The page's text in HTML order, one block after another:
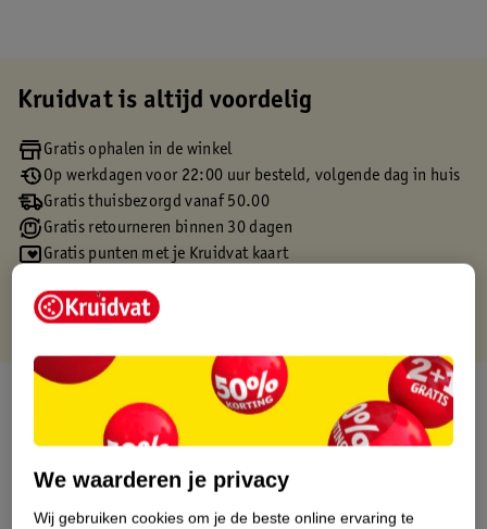
Kruidvat is altijd voordelig
Gratis ophalen in de winkel
Op werkdagen voor 22:00 uur besteld, volgende dag in huis
Gratis thuisbezorgd vanaf 50.00
Gratis retourneren binnen 30 dagen
Gratis punten met je Kruidvat kaart
Over dit product
Productinformatie
Etiketinformatie
We waarderen je privacy
Wij gebruiken cookies om je de beste online ervaring te